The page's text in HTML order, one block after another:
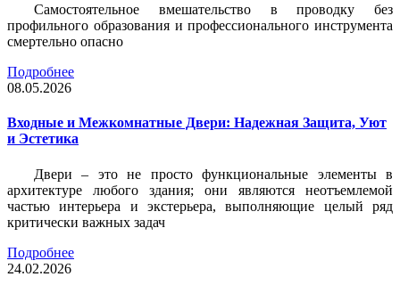
Самостоятельное вмешательство в проводку без
профильного образования и профессионального инструмента
смертельно опасно
Подробнее
08.05.2026
Входные и Межкомнатные Двери: Надежная Защита, Уют
и Эстетика
Двери – это не просто функциональные элементы в
архитектуре любого здания; они являются неотъемлемой
частью интерьера и экстерьера, выполняющие целый ряд
критически важных задач
Подробнее
24.02.2026